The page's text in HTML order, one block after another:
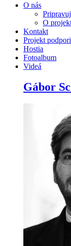
O nás
O
Kontakt
Projekt
Hostia
Fotoalbum
Videá
Gábor